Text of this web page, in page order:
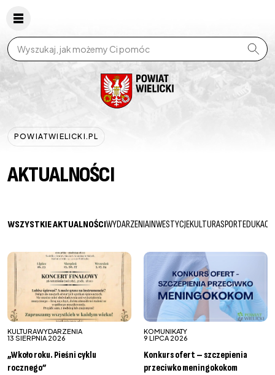
Wpisz szukaną frazę
POWIATWIELICKI.PL
AKTUALNOŚCI
WSZYSTKIE AKTUALNOŚCIWYDARZENIAINWESTYCJEKULTURASPORTEDUKACJA
KULTURAWYDARZENIA
13 SIERPNIA 2026
„Wkoło roku. Pieśni cyklu
rocznego”
KOMUNIKATY
9 LIPCA 2026
Konkurs ofert – szczepienia
przeciwko meningokokom